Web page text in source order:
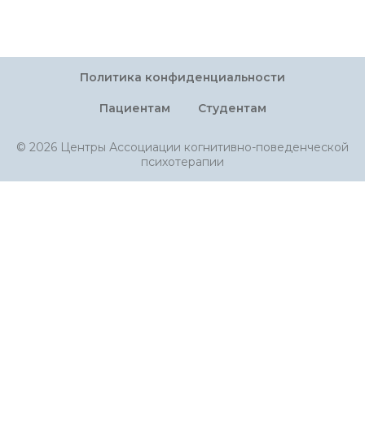
Политика конфиденциальности
Пациентам Студентам
© 2026 Центры Ассоциации когнитивно-поведенческой
психотерапии